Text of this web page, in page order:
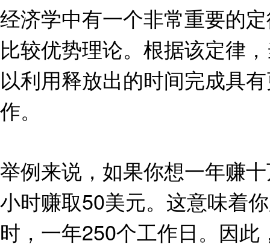
经济学中有一个非常重要的
比较优势理论。根据该定律
以利用释放出的时间完成具
作。
举例来说，如果你想一年赚
小时赚取50美元。这意味着
时，一年250个工作日。因